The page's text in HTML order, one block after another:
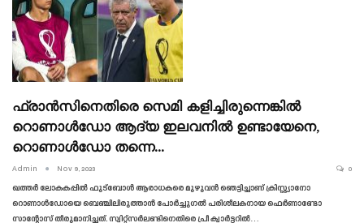
ഫ്രാൻസിനെതിരെ സെമി കളിച്ചിരുന്നെങ്കിൽ
റൊണാൾഡോ ആദ്യ ഇലവനിൽ ഉണ്ടായേനെ,
റൊണാൾഡോ തന്നെ…
Admin Nov 9, 2023 0
ഖത്തർ ലോകകപ്പിൽ ഫുട്ബോൾ ആരാധകരെ മുഴുവൻ ഞെട്ടിച്ചാണ് ക്രിസ്റ്റ്യാനോ
റൊണാൾഡോയെ ബെഞ്ചിലിരുത്താൻ പോർച്ചുഗൽ പരിശീലകനായ ഫെർണാണ്ടോ
സാന്റോസ് തീരുമാനിച്ചത്. സ്വിറ്റ്സർലണ്ടിനെതിരെ പ്രീ ക്വാർട്ടറിൽ…